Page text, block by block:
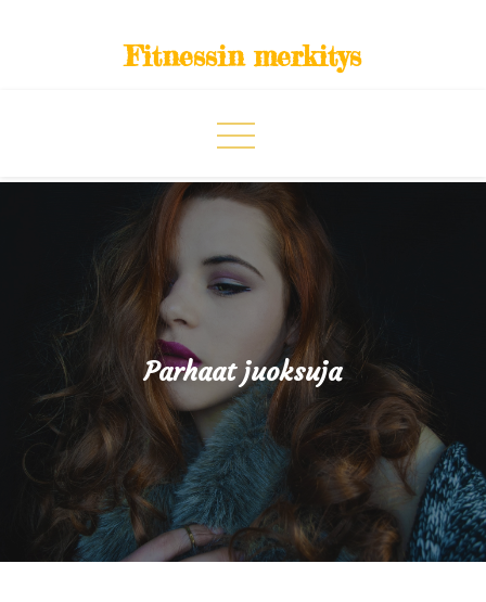
Fitnessin merkitys
Parhaat juoksuja